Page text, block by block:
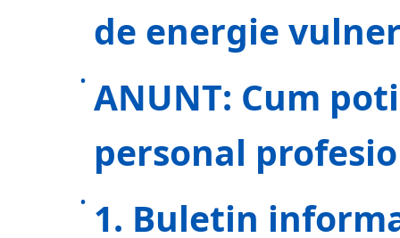
de energie
ANUNT: Cum
personal
1. Buletin